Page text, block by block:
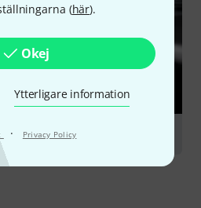
(här).
Okej
Ytterligare information
· Privacy Policy